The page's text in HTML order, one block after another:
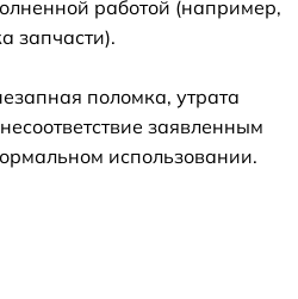
работой (например,
запчасти).
поломка, утрата
заявленным
использовании.